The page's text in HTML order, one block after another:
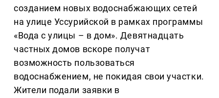
созданием новых водоснабжающих сетей
на улице Уссурийской в рамках программы
«Вода с улицы – в дом». Девятнадцать
частных домов вскоре получат
возможность пользоваться
водоснабжением, не покидая свои участки.
Жители подали заявки в